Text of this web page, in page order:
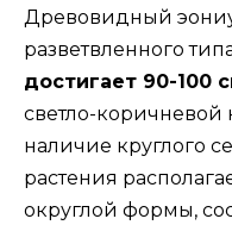
Древовидный
разветвленного
достигает 90-100
светло-коричневой
наличие круглого
растения
округлой формы,